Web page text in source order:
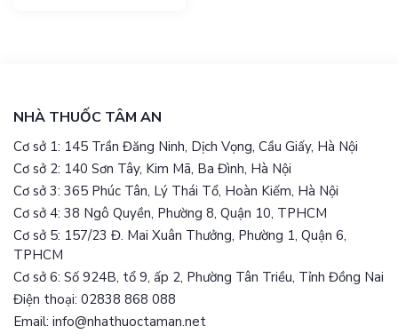
NHÀ THUỐC TÂM AN
Cơ sở 1: 145 Trần Đăng Ninh, Dịch Vọng, Cầu Giấy, Hà Nội
Cơ sở 2: 140 Sơn Tây, Kim Mã, Ba Đình, Hà Nội
Cơ sở 3: 365 Phúc Tân, Lý Thái Tổ, Hoàn Kiếm, Hà Nội
Cơ sở 4: 38 Ngô Quyền, Phường 8, Quận 10, TPHCM
Cơ sở 5: 157/23 Đ. Mai Xuân Thưởng, Phường 1, Quận 6,
TPHCM
Cơ sở 6: Số 924B, tổ 9, ấp 2, Phường Tân Triều, Tỉnh Đồng Nai
Điện thoại: 02838 868 088
Email: info@nhathuoctaman.net